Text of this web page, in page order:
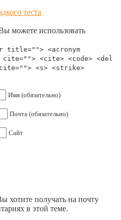
теста
можете использовать
title=""> <acronym
<cite> <code> <del
<s> <strike>
Имя (обязательно)
Почта (обязательно)
Сайт
хотите получать на почту
в этой теме.